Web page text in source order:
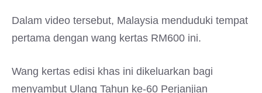
Dalam video tersebut, Malaysia menduduki tempat
pertama dengan wang kertas RM600 ini.
Wang kertas edisi khas ini dikeluarkan bagi
menyambut Ulang Tahun ke-60 Perjanjian